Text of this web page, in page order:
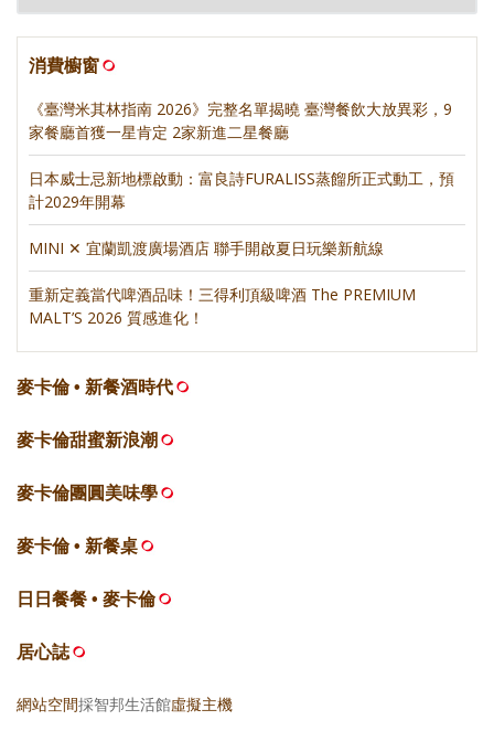
消費櫥窗
《臺灣米其林指南 2026》完整名單揭曉 臺灣餐飲大放異彩，9
家餐廳首獲一星肯定 2家新進二星餐廳
日本威士忌新地標啟動：富良詩FURALISS蒸餾所正式動工，預
計2029年開幕
MINI ✕ 宜蘭凱渡廣場酒店 聯手開啟夏日玩樂新航線
重新定義當代啤酒品味！三得利頂級啤酒 The PREMIUM
MALT’S 2026 質感進化！
麥卡倫 • 新餐酒時代
麥卡倫甜蜜新浪潮
麥卡倫團圓美味學
麥卡倫 • 新餐桌
日日餐餐 • 麥卡倫
居心誌
網站空間採智邦生活館虛擬主機